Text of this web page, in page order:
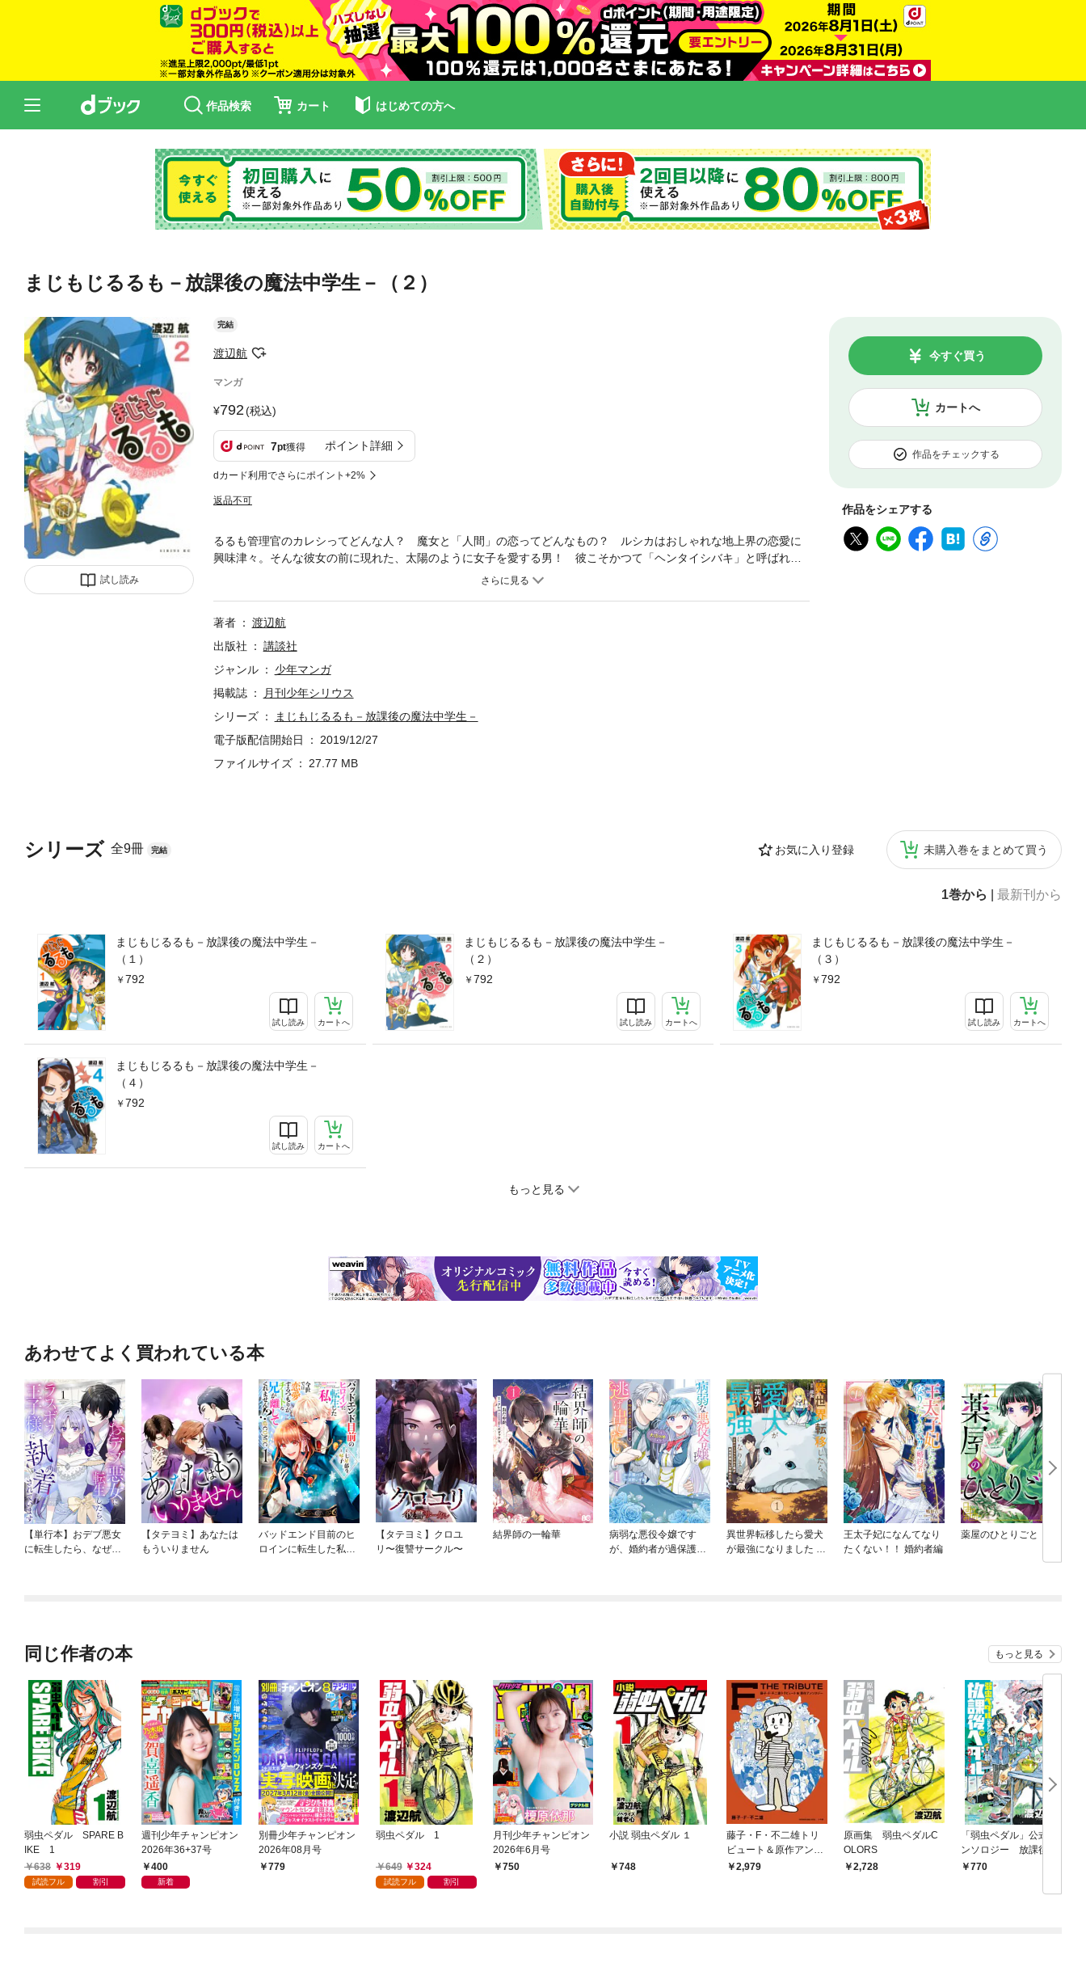
作品検索 カート はじめての方へ
まじもじるるも－放課後の魔法中学生－（２）
試し読み
完結
渡辺航
マンガ
792(税込)
7pt獲得 ポイント詳細
dカード利用でさらにポイント+2%
返品不可
カートへ
今すぐ買う
作品をチェックする
作品をシェアする
シリーズ 全9冊 完結 お気に入り登録 未購入巻をまとめて買う
1巻から 最新刊から
まじもじるるも－放課後の魔法中学生－
（１）
792
試し読み カートへ
まじもじるるも－放課後の魔法中学生－
（２）
792
試し読み カートへ
まじもじるるも－放課後の魔法中学生－
（３）
792
試し読み カートへ
まじもじるるも－放課後の魔法中学生－
（４）
792
試し読み カートへ
もっと見る
るるも管理官のカレシってどんな人？ 魔女と「人間」の恋ってどんなもの？ ルシカはおしゃれな地上界の恋愛に
興味津々。そんな彼女の前に現れた、太陽のように女子を愛する男！ 彼こそかつて「ヘンタイシバキ」と呼ばれた
柴木耕太（しばき・こうた）だった!! TVアニメ化された『まじもじるるも』ファーストシリーズとシンクロする新
著者
渡辺航
出版社
講談社
ジャンル
少年マンガ
掲載誌
月刊少年シリウス
シリーズ
まじもじるるも－放課後の魔法中学生－
電子版配信開始日
2019/12/27
ファイルサイズ
27.77 MB
あわせてよく買われている本
【単行本】おデブ悪女
に転生したら、なぜか
【タテヨミ】あなたは
もういりません
バッドエンド目前のヒ
ロインに転生した私、
【タテヨミ】クロユ
リ〜復讐サークル〜
結界師の一輪華
病弱な悪役令嬢です
が、婚約者が過保護す
異世界転移したら愛犬
が最強になりました ～
王太子妃になんてなり
たくない！！ 婚約者編
薬屋のひとりごと
同じ作者の本 もっと見る
弱虫ペダル SPARE B
IKE 1
638
319
試読フル 割引
週刊少年チャンピオン
2026年36+37号
400
新着
別冊少年チャンピオン
2026年08月号
779
弱虫ペダル 1
649 324
試読フル 割引
月刊少年チャンピオン
2026年6月号
750
小説 弱虫ペダル １
748
藤子・F・不二雄トリ
ビュート＆原作アンソ
ロジー F THE TRIBUT
2,979
原画集 弱虫ペダルC
OLORS
2,728
「弱虫ペダル」公式ア
ンソロジー 放課後ペ
ダル ハイケイデンス
770